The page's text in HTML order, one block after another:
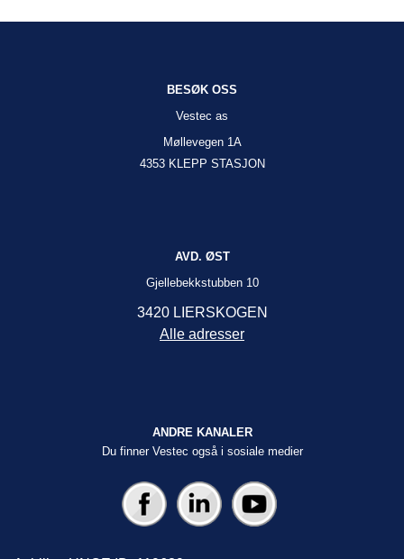
BESØK OSS
Vestec as
Møllevegen 1A
4353 KLEPP STASJON
AVD. ØST
Gjellebekkstubben 10
3420 LIERSKOGEN
Alle adresser
ANDRE KANALER
Du finner Vestec også i sosiale medier